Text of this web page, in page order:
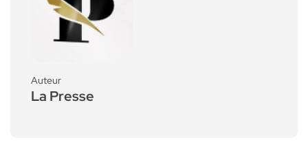
Auteur
La Presse